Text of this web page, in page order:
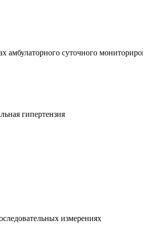
амбулаторного суточного
гипертензия
измерениях